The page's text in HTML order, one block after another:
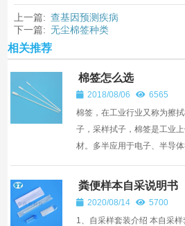
上一篇: 查基因预测疾病
下一篇: 无尘棉签种类
相关推荐
棉签怎么选
2018/08/06
6565
棉签，在工业行业又称为擦
子，采样拭子，棉签是工业
材。多半应用于电子、半导
棒等等)........
粪便样本自采说明书
2020/08/14
5700
1、自采样套装介绍 本自采样